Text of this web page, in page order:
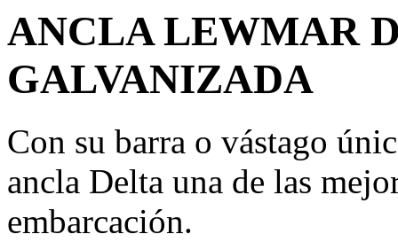
ANCLA LEWMAR
GALVANIZADA
Con su barra o vástago
ancla Delta una de las
embarcación.